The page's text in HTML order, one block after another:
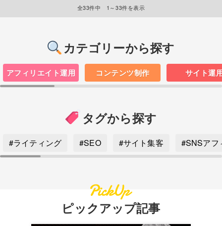
全33件中 1～33件を表示
カテゴリーから探す
アフィリエイト運用 コンテンツ制作 サイト運
タグから探す
#ライティング #SEO #サイト集客 #SNSアフ
ピックアップ記事